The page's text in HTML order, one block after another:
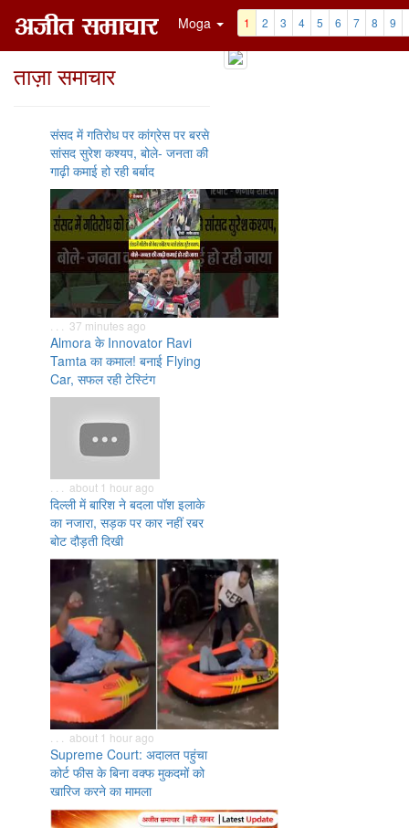
Moga 1 2 3 4 5 6 7 8 9
ताज़ा समाचार
संसद में गतिरोध पर कांग्रेस पर बरसे
सांसद सुरेश कश्यप, बोले- जनता की
गाढ़ी कमाई हो रही बर्बाद
. . . 37 minutes ago
Almora के Innovator Ravi
Tamta का कमाल! बनाई Flying
Car, सफल रही टेस्टिंग
. . . about 1 hour ago
दिल्ली में बारिश ने बदला पॉश इलाके
का नजारा, सड़क पर कार नहीं रबर
बोट दौड़ती दिखी
. . . about 1 hour ago
Supreme Court: अदालत पहुंचा
कोर्ट फीस के बिना वक्फ मुकदमों को
खारिज करने का मामला